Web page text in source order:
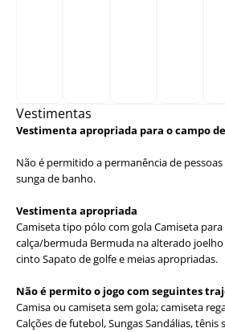
Vestimentas
Vestimenta apropriada para o campo
Não é permitido a permanência de
sunga de banho.
Vestimenta apropriada
Camiseta tipo pólo com gola Camiseta
calça/bermuda Bermuda na alterado
cinto Sapato de golfe e meias apropriadas.
Não é permito o jogo com seguintes
Camisa ou camiseta sem gola; camiseta
Calções de futebol, Sungas Sandálias, tênis